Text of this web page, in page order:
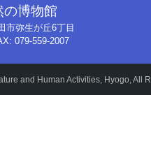
の博物館
市弥生が丘6丁目
079-559-2007
and Human Activities, Hyogo, All